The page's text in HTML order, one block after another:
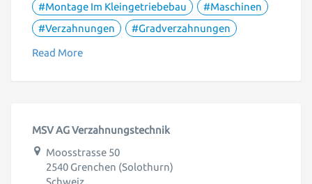
#Montage Im Kleingetriebebau
#Maschinen
#Verzahnungen
#Gradverzahnungen
Read More
MSV AG Verzahnungstechnik
Moosstrasse 50
2540 Grenchen (Solothurn)
Schweiz